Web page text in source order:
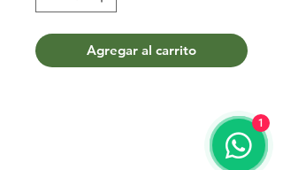
Agregar al carrito
1